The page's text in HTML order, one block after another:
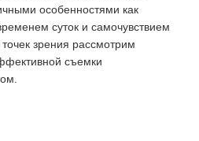
особенностями как
суток и самочувствием
зрения рассмотрим
съемки